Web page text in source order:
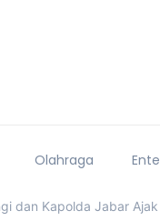
Olahraga
dan Kapolda Jabar